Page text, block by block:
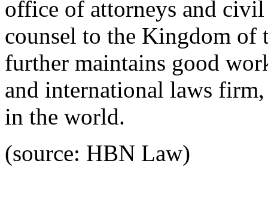
office of attorneys and
counsel to the Kingdom of
further maintains good
and international laws
in the world.
(source: HBN Law)